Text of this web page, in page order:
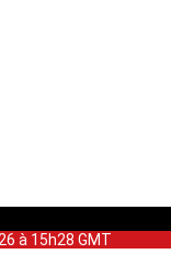
à 15h28 GMT